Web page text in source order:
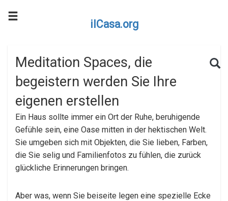
ilCasa.org
Search for:
Meditation Spaces, die
begeistern werden Sie Ihre
eigenen erstellen
Ein Haus sollte immer ein Ort der Ruhe, beruhigende
Gefühle sein, eine Oase mitten in der hektischen Welt.
Sie umgeben sich mit Objekten, die Sie lieben, Farben,
die Sie selig und Familienfotos zu fühlen, die zurück
glückliche Erinnerungen bringen.
Aber was, wenn Sie beiseite legen eine spezielle Ecke